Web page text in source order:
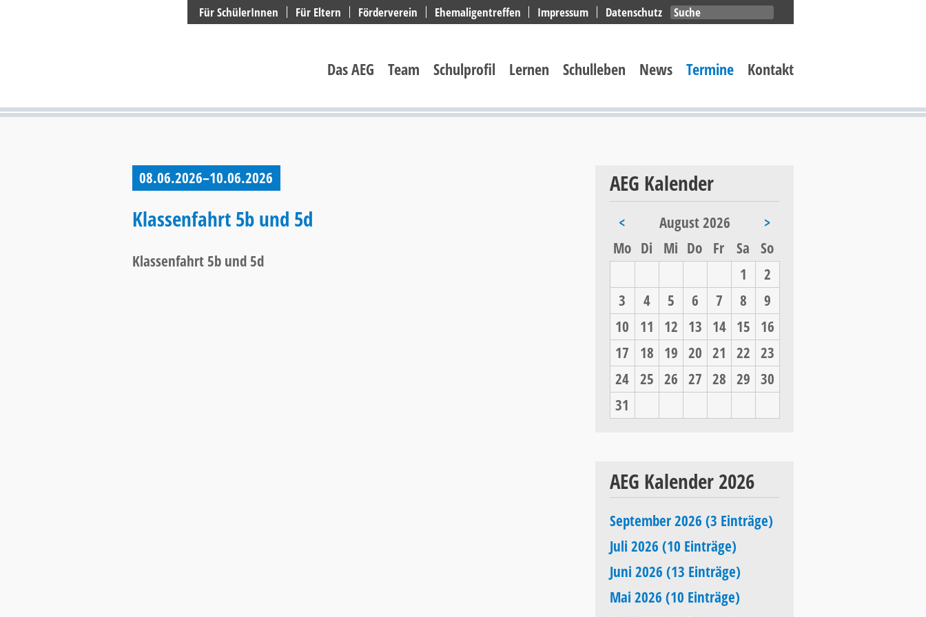
Navigation
Für SchülerInnen Für Eltern Förderverein Ehemaligentreffen Impressum Datenschutz
überspringen
Das AEG Team Schulprofil Lernen Schulleben News Termine Kontakt
08.06.2026–10.06.2026
Klassenfahrt 5b und 5d
Klassenfahrt 5b und 5d
AEG Kalender
< August 2026
>
Montag
Dienstag
Mittwoch
Donnerstag
Freitag
Samstag
Sonntag
1
2
3
4 5 6 7 8
9
10
11 12 13 14 15
16
17
18 19 20 21 22 23
24 25 26 27 28 29 30
31
AEG Kalender 2026
September 2026 (3 Einträge)
Juli 2026 (10 Einträge)
Juni 2026 (13 Einträge)
Mai 2026 (10 Einträge)